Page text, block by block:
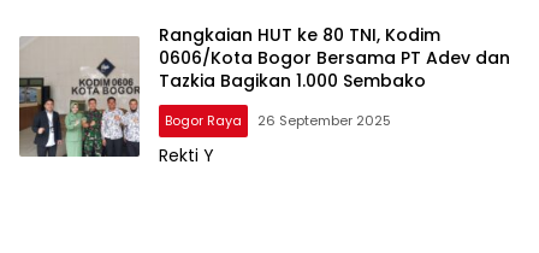
Rangkaian HUT ke 80 TNI, Kodim
0606/Kota Bogor Bersama PT Adev dan
Tazkia Bagikan 1.000 Sembako
Bogor Raya 26 September 2025
Rekti Y